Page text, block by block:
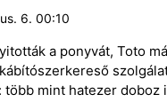
6. 00:10
a ponyvát, Toto
több mint hatezer doboz